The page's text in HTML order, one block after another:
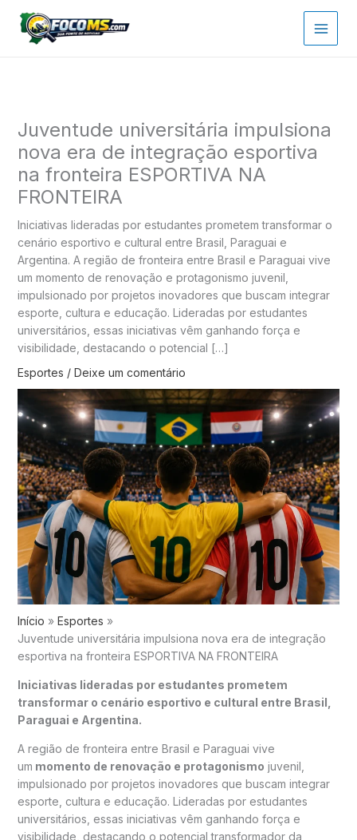
para
Juventude universitária impulsiona
nova era de integração esportiva
na fronteira ESPORTIVA NA
FRONTEIRA
Iniciativas lideradas por estudantes prometem transformar o
cenário esportivo e cultural entre Brasil, Paraguai e
Argentina. A região de fronteira entre Brasil e Paraguai vive
um momento de renovação e protagonismo juvenil,
impulsionado por projetos inovadores que buscam integrar
esporte, cultura e educação. Lideradas por estudantes
universitários, essas iniciativas vêm ganhando força e
visibilidade, destacando o potencial […]
Esportes / Deixe um comentário
Início
Esportes
Juventude universitária impulsiona nova era de integração
esportiva na fronteira ESPORTIVA NA FRONTEIRA
Iniciativas lideradas por estudantes prometem
transformar o cenário esportivo e cultural entre Brasil,
Paraguai e Argentina.
A região de fronteira entre Brasil e Paraguai vive
um momento de renovação e protagonismo juvenil,
impulsionado por projetos inovadores que buscam integrar
esporte, cultura e educação. Lideradas por estudantes
universitários, essas iniciativas vêm ganhando força e
visibilidade, destacando o potencial transformador da